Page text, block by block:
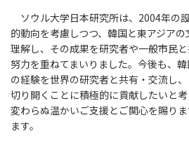
ソウル大学日本研究所は、2004年の
的動向を考慮しつつ、韓国と東アジア
理解し、その成果を研究者や一般市民
努力を重ねてまいりました。今後も、
の経験を世界の研究者と共有・交流し
切り開くことに積極的に貢献したいと
変わらぬ温かいご支援とご関心を賜り
ます。